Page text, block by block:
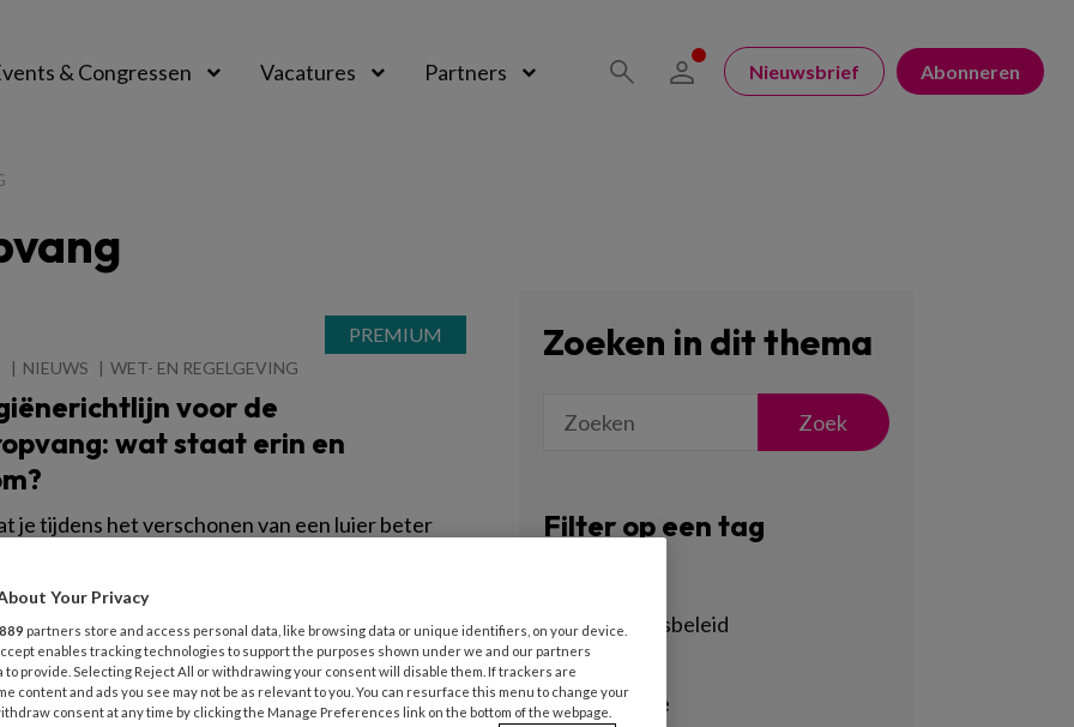
& Congressen Vacatures Partners Nieuwsbrief Abonneren
NIEUWS WET- EN REGELGEVING
voor de
wat staat erin en
je tijdens het verschonen van een luier beter
zijn niet ideaal. Deze en andere voorschriften
van de hygiënerichtlijn voor de
Wat staat er precies in die richtlijn? Waarom
en wat zijn de belangrijkste punten? Tijd
helder op een rijtje te zetten.
Zoeken in dit thema
Zoek
Filter op een tag
achterstandsbeleid
activiteiten
administratie
Your Privacy
889 partners store and access personal data, like browsing data or unique identifiers, on your device.
enables tracking technologies to support the purposes shown under we and our partners
to provide. Selecting Reject All or withdrawing your consent will disable them. If trackers are
content and ads you see may not be as relevant to you. You can resurface this menu to change your
consent at any time by clicking the Manage Preferences link on the bottom of the webpage.